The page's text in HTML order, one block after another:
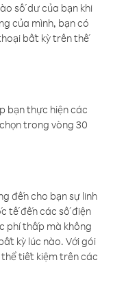
số dư của bạn khi
của mình, bạn có
bất kỳ trên thế
bạn thực hiện các
trong vòng 30
đến cho bạn sự linh
tế đến các số điện
phí thấp mà không
kỳ lúc nào. Với gói
tiết kiệm trên các